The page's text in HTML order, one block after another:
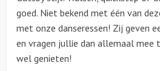
goed. Niet bekend met één van
met onze danseressen! Zij geven
en vragen jullie dan allemaal mee
wel genieten!